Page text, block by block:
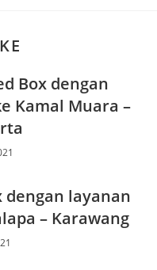
Box dengan
Kamal Muara –
dengan layanan
– Karawang